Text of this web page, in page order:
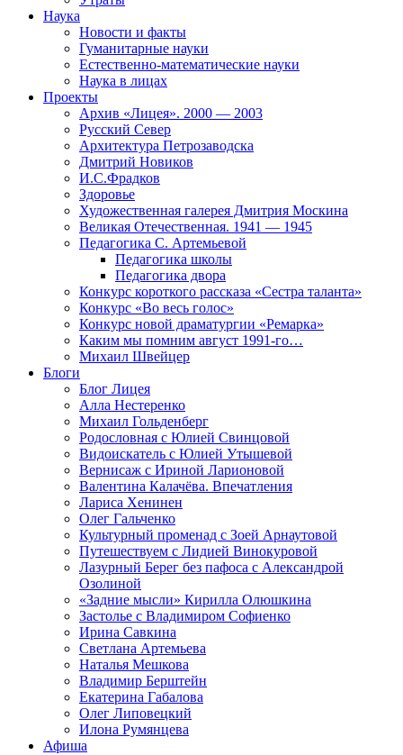
Наука
Новости и факты
Гуманитарные науки
Естественно-математические науки
Наука в лицах
Проекты
Архив «Лицея». 2000 — 2003
Русский Север
Архитектура Петрозаводска
Дмитрий Новиков
И.С.Фрадков
Здоровье
Художественная галерея Дмитрия Москина
Великая Отечественная. 1941 — 1945
Педагогика С. Артемьевой
Педагогика школы
Педагогика двора
Конкурс короткого рассказа «Сестра таланта»
Конкурс «Во весь голос»
Конкурс новой драматургии «Ремарка»
Каким мы помним август 1991-го…
Михаил Швейцер
Блоги
Блог Лицея
Алла Нестеренко
Михаил Гольденберг
Родословная с Юлией Свинцовой
Видоискатель с Юлией Утышевой
Вернисаж с Ириной Ларионовой
Валентина Калачёва. Впечатления
Лариса Хенинен
Олег Гальченко
Культурный променад с Зоей Арнаутовой
Путешествуем с Лидией Винокуровой
Лазурный Берег без пафоса с Александрой
Озолиной
«Задние мысли» Кирилла Олюшкина
Застолье с Владимиром Софиенко
Ирина Савкина
Светлана Артемьева
Наталья Мешкова
Владимир Берштейн
Екатерина Габалова
Олег Липовецкий
Илона Румянцева
Афиша